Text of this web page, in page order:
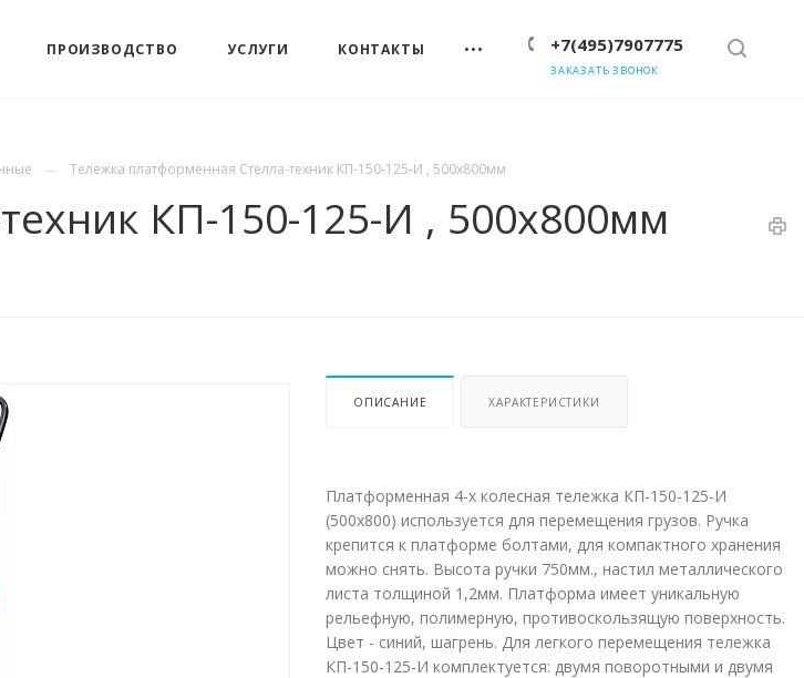
+7(495)7907775
ЗАКАЗАТЬ ЗВОНОК
ПРОИЗВОДСТВО УСЛУГИ КОНТАКТЫ
Тележка платформенная Стелла-техник КП-150-125-И , 500х800мм
КП-150-125-И , 500х800мм
ОПИСАНИЕ ХАРАКТЕРИСТИКИ
Платформенная 4-х колесная тележка КП-150-125-И
(500х800) используется для перемещения грузов. Ручка
крепится к платформе болтами, для компактного хранения
можно снять. Высота ручки 750мм., настил металлического
листа толщиной 1,2мм. Платформа имеет уникальную
рельефную, полимерную, противоскользящую поверхность.
Цвет - синий, шагрень. Для легкого перемещения тележка
КП-150-125-И комплектуется: двумя поворотными и двумя